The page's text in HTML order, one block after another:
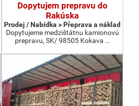
Dopytujem prepravu do
Rakúska
Prodej / Nabídka > Přeprava a náklad
Dopytujeme medzištátnu kamionovú
prepravu, SK/ 98505 Kokava …